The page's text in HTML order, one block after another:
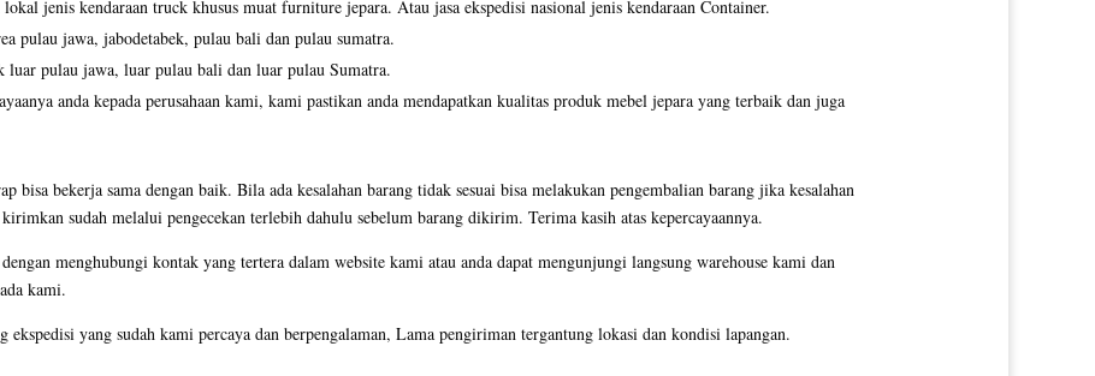
jenis kendaraan truck khusus muat furniture jepara. Atau jasa ekspedisi nasional jenis kendaraan Container.
pulau jawa, jabodetabek, pulau bali dan pulau sumatra.
luar pulau jawa, luar pulau bali dan luar pulau Sumatra.
anda kepada perusahaan kami, kami pastikan anda mendapatkan kualitas produk mebel jepara yang terbaik dan juga
bisa bekerja sama dengan baik. Bila ada kesalahan barang tidak sesuai bisa melakukan pengembalian barang jika kesalahan
sudah melalui pengecekan terlebih dahulu sebelum barang dikirim. Terima kasih atas kepercayaannya.
menghubungi kontak yang tertera dalam website kami atau anda dapat mengunjungi langsung warehouse kami dan
kami.
ekspedisi yang sudah kami percaya dan berpengalaman, Lama pengiriman tergantung lokasi dan kondisi lapangan.